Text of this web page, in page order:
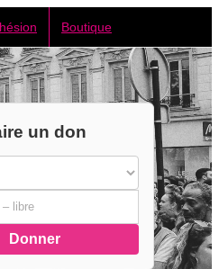
Boutique
un don
Donner